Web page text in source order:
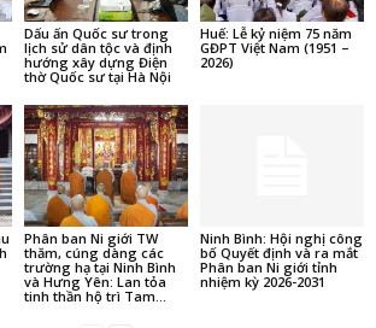
Dấu ấn Quốc sư trong
lịch sử dân tộc và định
hướng xây dựng Điện
thờ Quốc sư tại Hà Nội
Huế: Lễ kỷ niệm 75 năm
GĐPT Việt Nam (1951 –
2026)
Phân ban Ni giới TW
thăm, cúng dàng các
trường hạ tại Ninh Bình
và Hưng Yên: Lan tỏa
tinh thần hộ trì Tam...
Ninh Bình: Hội nghị công
bố Quyết định và ra mắt
Phân ban Ni giới tỉnh
nhiệm kỳ 2026-2031